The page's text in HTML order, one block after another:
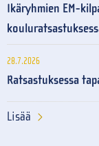
Ikäryhmien EM-
28.7.2026
Ratsastuksessa
Lisää